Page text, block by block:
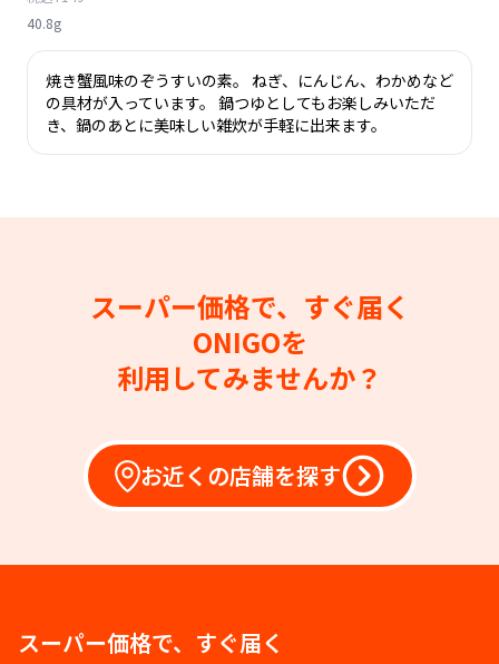
40.8g
焼き蟹風味のぞうすいの素。 ねぎ、にんじん、わかめなど
の具材が入っています。 鍋つゆとしてもお楽しみいただ
き、鍋のあとに美味しい雑炊が手軽に出来ます。
スーパー価格で、すぐ届く
ONIGOを
利用してみませんか？
お近くの店舗を探す
スーパー価格で、すぐ届く